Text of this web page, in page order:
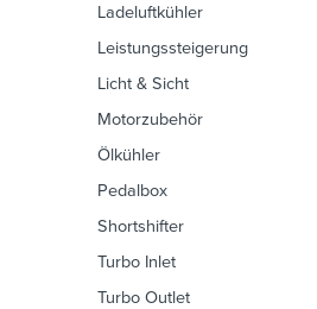
Ladeluftkühler
Leistungssteigerung
Licht & Sicht
Motorzubehör
Ölkühler
Pedalbox
Shortshifter
Turbo Inlet
Turbo Outlet